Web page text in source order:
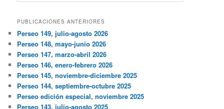
PUBLICACIONES ANTERIORES
Perseo 149, julio-agosto 2026
Perseo 148, mayo-junio 2026
Perseo 147, marzo-abril 2026
Perseo 146, enero-febrero 2026
Perseo 145, noviembre-diciembre 2025
Perseo 144, septiembre-octubre 2025
Perseo edición especial, noviembre 2025
Perseo 143, julio-agosto 2025